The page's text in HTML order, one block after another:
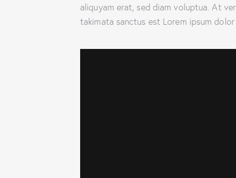
aliquyam erat, sed diam voluptua. At
takimata sanctus est Lorem ipsum